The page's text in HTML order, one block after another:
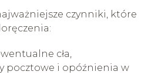
czynniki, które
cła,
pocztowe i opóźnienia w